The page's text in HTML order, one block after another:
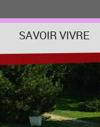
SAVOIR VIVRE